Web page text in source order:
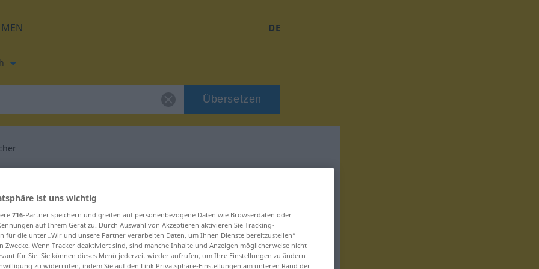
DE
Übersetzen
für "Spaßmacher"
ist uns wichtig
716-Partner speichern und greifen auf personenbezogene Daten wie Browserdaten oder
auf Ihrem Gerät zu. Durch Auswahl von Akzeptieren aktivieren Sie Tracking-
für die unter „Wir und unsere Partner verarbeiten Daten, um Ihnen Dienste bereitzustellen“
Zwecke. Wenn Tracker deaktiviert sind, sind manche Inhalte und Anzeigen möglicherweise nicht
für Sie. Sie können dieses Menü jederzeit wieder aufrufen, um Ihre Einstellungen zu ändern
zu widerrufen, indem Sie auf den Link Privatsphäre-Einstellungen am unteren Rand der